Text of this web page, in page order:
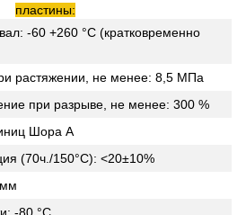
пластины:
-60 +260 °C (кратковременно
растяжении, не менее: 8,5 МПа
при разрыве, не менее: 300 %
Шора А
(70ч./150°С): <20±10%
-80 °C